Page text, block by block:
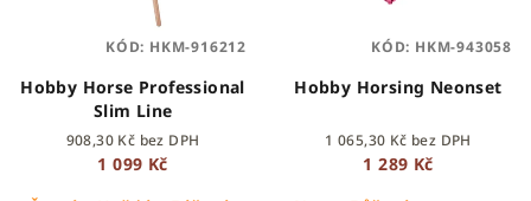
o
Hobby Horse Professional
Slim Line
908,30 Kč bez DPH
1 099 Kč
KÓD: HKM-916212
Hobby Horsing Neonset
1 065,30 Kč bez DPH
1 289 Kč
KÓD: HKM-943058